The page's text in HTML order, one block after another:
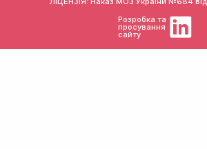
Розробка та
просування
сайту